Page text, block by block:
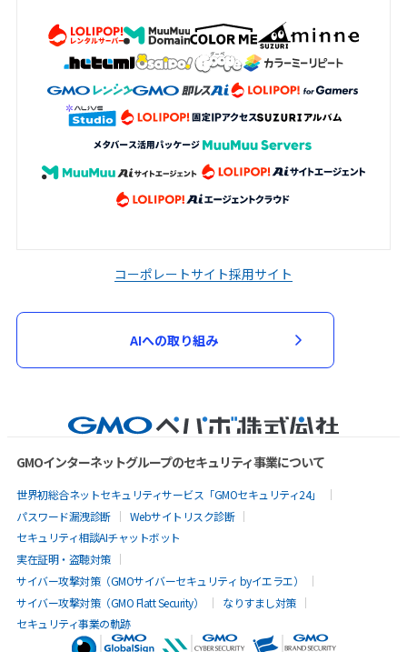
コーポレートサイト採用サイト
AIへの取り組み
GMOインターネットグループのセキュリティ事業について
世界初総合ネットセキュリティサービス「GMOセキュリティ24」
パスワード漏洩診断
Webサイトリスク診断
セキュリティ相談AIチャットボット
実在証明・盗聴対策
サイバー攻撃対策（GMOサイバーセキュリティ byイエラエ）
サイバー攻撃対策（GMO Flatt Security）
なりすまし対策
セキュリティ事業の軌跡